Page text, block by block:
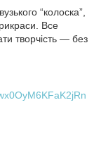
“колоска”,
Все
творчість — без